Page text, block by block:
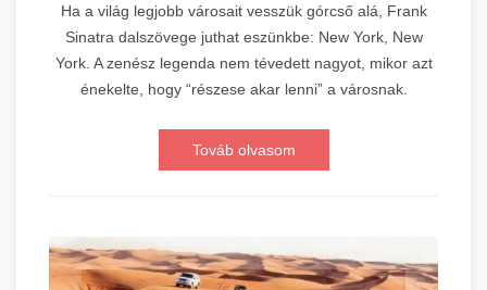
Ha a világ legjobb városait vesszük górcső alá, Frank
Sinatra dalszövege juthat eszünkbe: New York, New
York. A zenész legenda nem tévedett nagyot, mikor azt
énekelte, hogy “részese akar lenni” a városnak.
Továb olvasom